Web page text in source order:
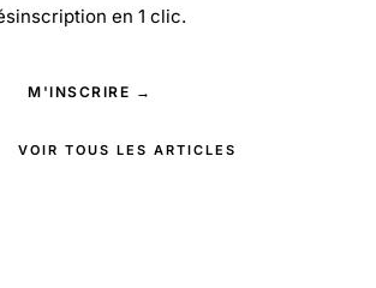
en 1 clic.
M'INSCRIRE →
VOIR TOUS LES ARTICLES